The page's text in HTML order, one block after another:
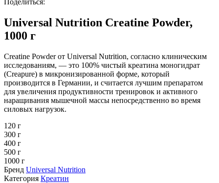
Поделиться:
Universal Nutrition Creatine Powder,
1000 г
Creatine Powder от Universal Nutrition, согласно клиническим
исследованиям, — это 100% чистый креатина моногидрат
(Creapure) в микронизированной форме, который
производится в Германии, и считается лучшим препаратом
для увеличения продуктивности тренировок и активного
наращивания мышечной массы непосредственно во время
силовых нагрузок.
120 г
300 г
400 г
500 г
1000 г
Бренд Universal Nutrition
Категория Креатин